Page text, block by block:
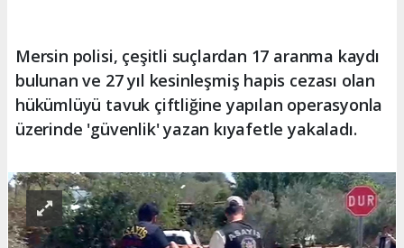
Mersin polisi, çeşitli suçlardan 17 aranma kaydı
bulunan ve 27 yıl kesinleşmiş hapis cezası olan
hükümlüyü tavuk çiftliğine yapılan operasyonla
üzerinde 'güvenlik' yazan kıyafetle yakaladı.